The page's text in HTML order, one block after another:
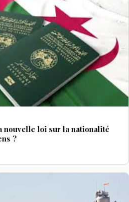
nouvelle loi sur la nationalité
?